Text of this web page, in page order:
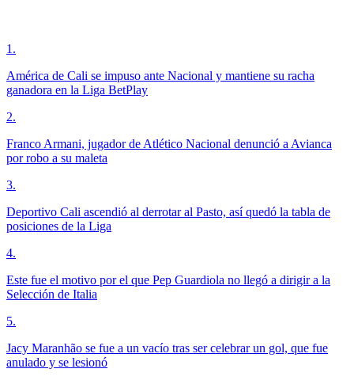
1 .
América de Cali se impuso ante Nacional y mantiene su racha
ganadora en la Liga BetPlay
2.
Franco Armani, jugador de Atlético Nacional denunció a Avianca
por robo a su maleta
3.
Deportivo Cali ascendió al derrotar al Pasto, así quedó la tabla de
posiciones de la Liga
4.
Este fue el motivo por el que Pep Guardiola no llegó a dirigir a la
Selección de Italia
5.
Jacy Maranhão se fue a un vacío tras ser celebrar un gol, que fue
anulado y se lesionó